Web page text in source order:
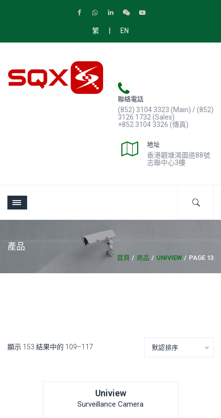
繁 | EN
聯絡電話
(852) 3104 3323 (Main) / (852)
3126 1732 (Sales)
+852 3104 3326 (傳真)
地址
香港觀塘鴻圖道88號
志聯中心3樓
產品
首頁 商品 UNIVIEW PAGE 13
顯示 153 結果中的 109–117
Uniview
Surveillance Camera